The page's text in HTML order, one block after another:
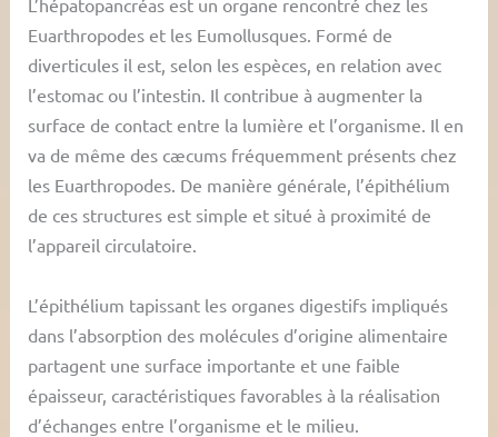
L’hépatopancréas est un organe rencontré chez les
Euarthropodes et les Eumollusques. Formé de
diverticules il est, selon les espèces, en relation avec
l’estomac ou l’intestin. Il contribue à augmenter la
surface de contact entre la lumière et l’organisme. Il en
va de même des cæcums fréquemment présents chez
les Euarthropodes. De manière générale, l’épithélium
de ces structures est simple et situé à proximité de
l’appareil circulatoire.
L’épithélium tapissant les organes digestifs impliqués
dans l’absorption des molécules d’origine alimentaire
partagent une surface importante et une faible
épaisseur, caractéristiques favorables à la réalisation
d’échanges entre l’organisme et le milieu.